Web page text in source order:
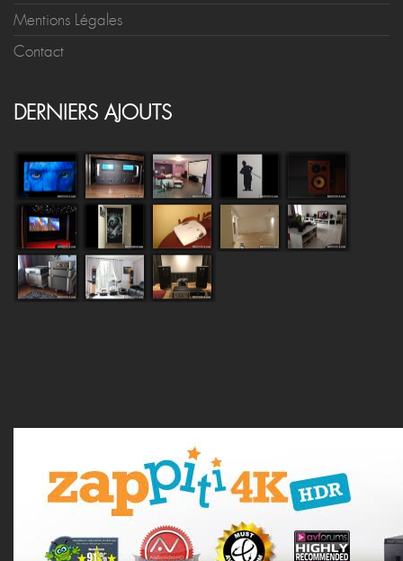
Mentions Légales
Contact
DERNIERS AJOUTS